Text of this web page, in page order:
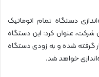
دستگاه تمام اتوماتیک
عنوان کرد: این دستگاه
شده و به زودی دستگاه
خواهد شد.